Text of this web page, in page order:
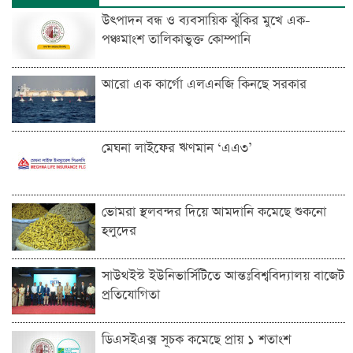
উৎপাদন বন্ধ ও ব্যবসায়িক ঝুঁকির মুখে এক-
পঞ্চমাংশ তালিকাভুক্ত কোম্পানি
আরো এক কার্গো এলএনজি কিনছে সরকার
মেঘনা লাইফের ঋণমান ‘‌এএ৩’
ভোমরা স্থলবন্দ‌র দিয়ে আমদা‌নি ক‌মে‌ছে শুকনো
হলুদের
সাউথইস্ট ইউনিভার্সিটিতে আন্তঃবিশ্ববিদ্যালয় বাজেট
প্রতিযোগিতা
ডিএসইএক্স সূচক কমেছে প্রায় ১ শতাংশ